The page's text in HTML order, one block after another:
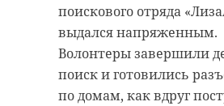
поискового отряда
выдался напряженным.
Волонтеры завершили
поиск и готовились
по домам, как вдруг